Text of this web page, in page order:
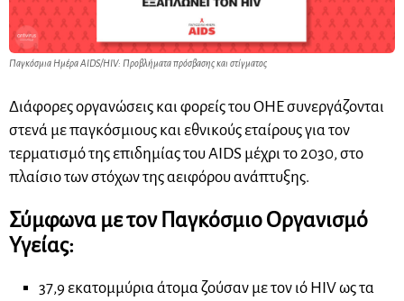
Παγκόσμια Ημέρα AIDS/HIV: Προβλήματα πρόσβασης και στίγματος
Διάφορες οργανώσεις και φορείς του ΟΗΕ συνεργάζονται
στενά με παγκόσμιους και εθνικούς εταίρους για τον
τερματισμό της επιδημίας του AIDS μέχρι το 2030, στο
πλαίσιο των στόχων της αειφόρου ανάπτυξης.
Σύμφωνα με τον Παγκόσμιο Οργανισμό
Υγείας:
37,9 εκατομμύρια άτομα ζούσαν με τον ιό HIV ως τα